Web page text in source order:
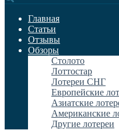
Главная
Статьи
Отзывы
Обзоры
Столото
Лоттостар
Лотереи СНГ
Европейские
Азиатские
Американские
Другие лотереи